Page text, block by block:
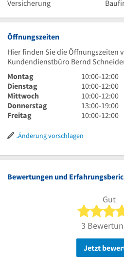
Versicherung
Öffnungszeiten
Hier finden Sie die Öffnungszeiten
Kundendienstbüro Bernd
Montag
10
Uhr
bis
12
Uhr
10:00-12:00
Dienstag
10
Uhr
bis
12
10:00-12:00
Mittwoch
10
Uhr
bis
Uhr
10:00-12:00
Donnerstag
13
Uhr
19
13:00-19:00
Freitag
10
bis
Uhr
10:00-12:00
Änderung vorschlagen
Bewertungen und
Gut
3
Jetzt